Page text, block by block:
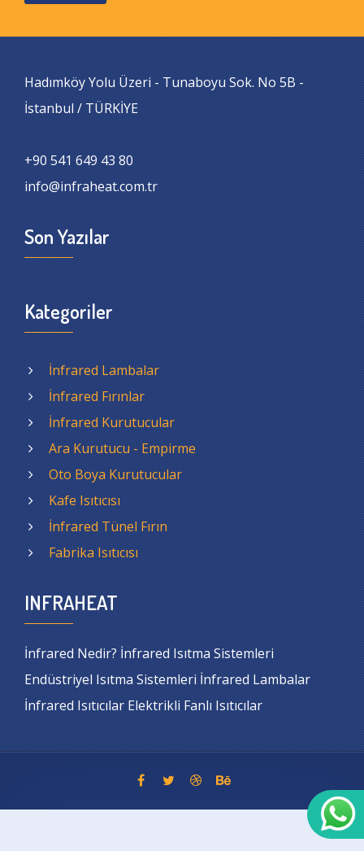
Hadımköy Yolu Üzeri - Tunaboyu Sok. No 5B -
İstanbul / TÜRKİYE
+90 541 649 43 80
info@infraheat.com.tr
Son Yazılar
Kategoriler
İnfrared Lambalar
İnfrared Fırınlar
İnfrared Kurutucular
Ara Kurutucu - Empirme
Oto Boya Kurutucular
Kafe Isıtıcısı
İnfrared Tünel Fırın
Fabrika Isıtıcısı
INFRAHEAT
İnfrared Nedir? İnfrared Isıtma Sistemleri
Endüstriyel Isıtma Sistemleri İnfrared Lambalar
İnfrared Isıtıcılar Elektrikli Fanlı Isıtıcılar